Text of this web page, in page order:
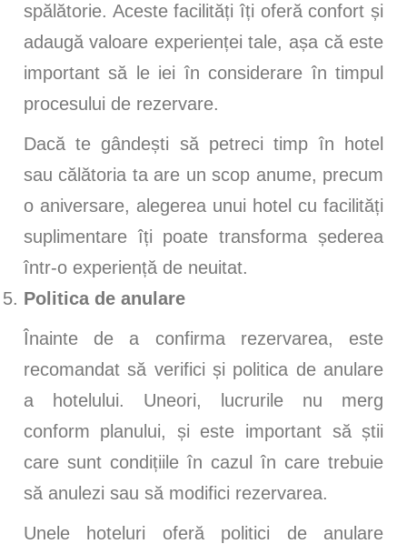
spălătorie. Aceste facilități îți oferă confort și
adaugă valoare experienței tale, așa că este
important să le iei în considerare în timpul
procesului de rezervare.
Dacă te gândești să petreci timp în hotel
sau călătoria ta are un scop anume, precum
o aniversare, alegerea unui hotel cu facilități
suplimentare îți poate transforma șederea
într-o experiență de neuitat.
Politica de anulare
Înainte de a confirma rezervarea, este
recomandat să verifici și politica de anulare
a hotelului. Uneori, lucrurile nu merg
conform planului, și este important să știi
care sunt condițiile în cazul în care trebuie
să anulezi sau să modifici rezervarea.
Unele hoteluri oferă politici de anulare